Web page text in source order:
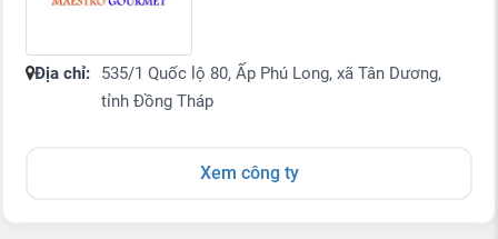
Địa chỉ:
535/1 Quốc lộ 80, Ấp Phú Long, xã Tân Dương,
tỉnh Đồng Tháp
Xem công ty